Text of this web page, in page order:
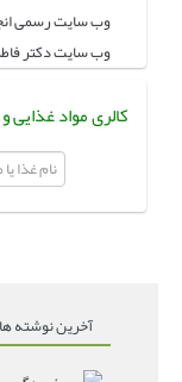
وب سایت رسمی
وب سایت دکتر
کالری مواد غذایی
آخرین نوشته ها